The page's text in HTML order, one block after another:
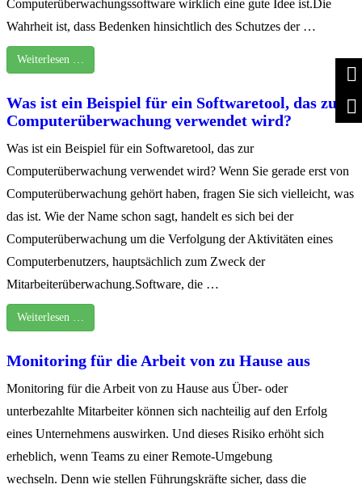
Computerüberwachungssoftware wirklich eine gute Idee ist.Die
Wahrheit ist, dass Bedenken hinsichtlich des Schutzes der …
Weiterlesen …
Was ist ein Beispiel für ein Softwaretool, das zur
Computerüberwachung verwendet wird?
Was ist ein Beispiel für ein Softwaretool, das zur
Computerüberwachung verwendet wird? Wenn Sie gerade erst von
Computerüberwachung gehört haben, fragen Sie sich vielleicht, was
das ist. Wie der Name schon sagt, handelt es sich bei der
Computerüberwachung um die Verfolgung der Aktivitäten eines
Computerbenutzers, hauptsächlich zum Zweck der
Mitarbeiterüberwachung.Software, die …
Weiterlesen …
Monitoring für die Arbeit von zu Hause aus
Monitoring für die Arbeit von zu Hause aus Über- oder
unterbezahlte Mitarbeiter können sich nachteilig auf den Erfolg
eines Unternehmens auswirken. Und dieses Risiko erhöht sich
erheblich, wenn Teams zu einer Remote-Umgebung
wechseln. Denn wie stellen Führungskräfte sicher, dass die